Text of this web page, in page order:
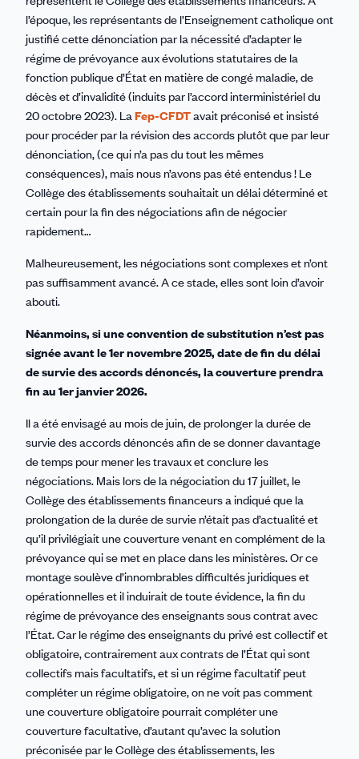
l’époque, les représentants de l’Enseignement catholique ont
justifié cette dénonciation par la nécessité d’adapter le
régime de prévoyance aux évolutions statutaires de la
fonction publique d’État en matière de congé maladie, de
décès et d’invalidité (induits par l’accord interministériel du
20 octobre 2023). La Fep-CFDTavait préconisé et insisté
pour procéder par la révision des accords plutôt que par leur
dénonciation, (ce qui n’a pas du tout les mêmes
conséquences), mais nous n’avons pas été entendus ! Le
Collège des établissements souhaitait un délai déterminé et
certain pour la fin des négociations afin de négocier
rapidement…
Malheureusement, les négociations sont complexes et n’ont
pas suffisamment avancé. A ce stade, elles sont loin d’avoir
abouti.
Néanmoins, si une convention de substitution n’est pas
signée avant le 1er novembre 2025, date de fin du délai
de survie des accords dénoncés, la couverture prendra
fin au 1er janvier 2026.
Il a été envisagé au mois de juin, de prolonger la durée de
survie des accords dénoncés afin de se donner davantage
de temps pour mener les travaux et conclure les
négociations. Mais lors de la négociation du 17 juillet, le
Collège des établissements financeurs a indiqué que la
prolongation de la durée de survie n’était pas d’actualité et
qu’il privilégiait une couverture venant en complément de la
prévoyance qui se met en place dans les ministères. Or ce
montage soulève d’innombrables difficultés juridiques et
opérationnelles et il induirait de toute évidence, la fin du
régime de prévoyance des enseignants sous contrat avec
l’État. Car le régime des enseignants du privé est collectif et
obligatoire, contrairement aux contrats de l’État qui sont
collectifs mais facultatifs, et si un régime facultatif peut
compléter un régime obligatoire, on ne voit pas comment
une couverture obligatoire pourrait compléter une
couverture facultative, d’autant qu’avec la solution
préconisée par le Collège des établissements, les